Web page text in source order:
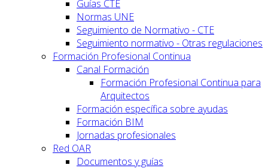
Guías CTE
Normas UNE
Seguimiento de Normativo - CTE
Seguimiento normativo - Otras regulaciones
Formación Profesional Continua
Canal Formación
Formación Profesional Continua para
Arquitectos
Formación específica sobre ayudas
Formación BIM
Jornadas profesionales
Red OAR
Documentos y guías